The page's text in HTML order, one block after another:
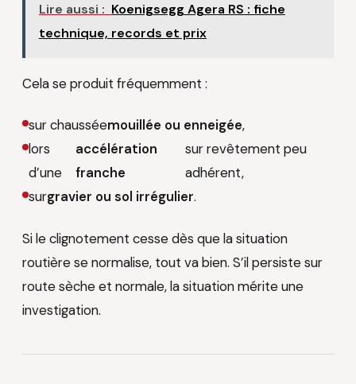
Lire aussi : Koenigsegg Agera RS : fiche
technique, records et prix
Cela se produit fréquemment :
sur chausséemouillée ou enneigée,
lors
d’une
accélération
franche
sur revêtement peu
adhérent,
surgravier ou sol irrégulier.
Si le clignotement cesse dès que la situation
routière se normalise, tout va bien. S’il persiste sur
route sèche et normale, la situation mérite une
investigation.